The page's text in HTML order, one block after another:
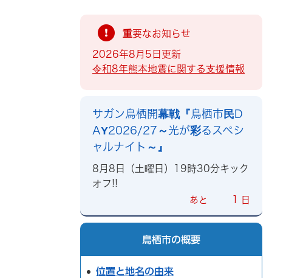
重要なお知らせ
2026年8月5日更新
令和8年熊本地震に関する支援情報
サガン鳥栖開幕戦『鳥栖市民D
AY2026/27～光が彩るスペシ
ャルナイト～』
8月8日（土曜日）19時30分キック
オフ!!
あと 1 日
鳥栖市の概要
位置と地名の由来